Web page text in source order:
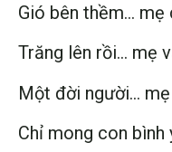
Gió bên thềm… mẹ
Trăng lên rồi… mẹ
Một đời người…
Chỉ mong con bình